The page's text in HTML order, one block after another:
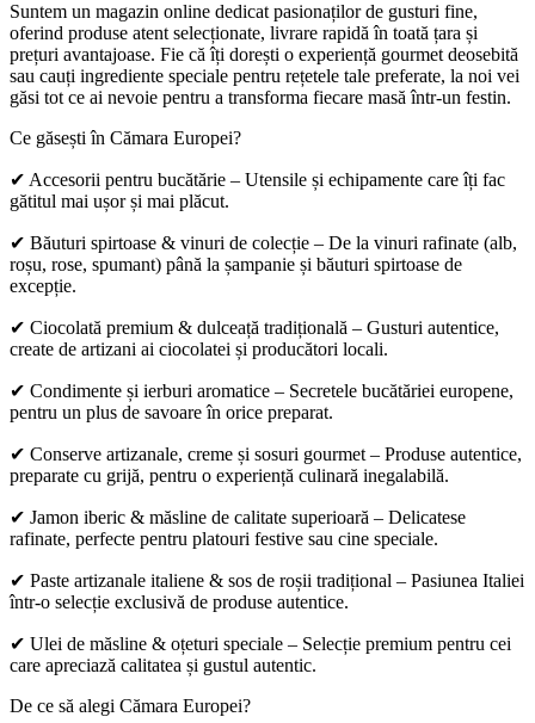
Suntem un magazin online dedicat pasionaților de gusturi fine,
oferind produse atent selecționate, livrare rapidă în toată țara și
prețuri avantajoase. Fie că îți dorești o experiență gourmet deosebită
sau cauți ingrediente speciale pentru rețetele tale preferate, la noi vei
găsi tot ce ai nevoie pentru a transforma fiecare masă într-un festin.
Ce găsești în Cămara Europei?
✔ Accesorii pentru bucătărie – Utensile și echipamente care îți fac
gătitul mai ușor și mai plăcut.
✔ Băuturi spirtoase & vinuri de colecție – De la vinuri rafinate (alb,
roșu, rose, spumant) până la șampanie și băuturi spirtoase de
excepție.
✔ Ciocolată premium & dulceață tradițională – Gusturi autentice,
create de artizani ai ciocolatei și producători locali.
✔ Condimente și ierburi aromatice – Secretele bucătăriei europene,
pentru un plus de savoare în orice preparat.
✔ Conserve artizanale, creme și sosuri gourmet – Produse autentice,
preparate cu grijă, pentru o experiență culinară inegalabilă.
✔ Jamon iberic & măsline de calitate superioară – Delicatese
rafinate, perfecte pentru platouri festive sau cine speciale.
✔ Paste artizanale italiene & sos de roșii tradițional – Pasiunea Italiei
într-o selecție exclusivă de produse autentice.
✔ Ulei de măsline & oțeturi speciale – Selecție premium pentru cei
care apreciază calitatea și gustul autentic.
De ce să alegi Cămara Europei?